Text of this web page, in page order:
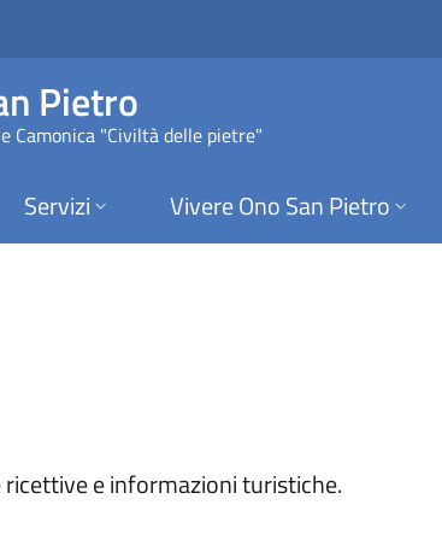
San Pietro
Pietro
Camonica "Civiltà delle pietre"
Servizi Vivere Ono San Pietro
e informazioni turistiche.